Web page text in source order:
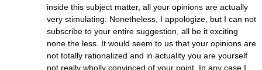
inside this subject matter, all your opinions are actually
very stimulating. Nonetheless, I appologize, but I can not
subscribe to your entire suggestion, all be it exciting
none the less. It would seem to us that your opinions are
not totally rationalized and in actuality you are yourself
not really wholly convinced of your point. In any case I